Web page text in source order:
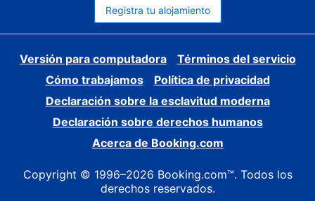
Registra tu alojamiento
Versión para computadora
Términos del servicio
Cómo trabajamos
Política de privacidad
Declaración sobre la esclavitud moderna
Declaración sobre derechos humanos
Acerca de Booking.com
Copyright © 1996–2026 Booking.com™. Todos los
derechos reservados.